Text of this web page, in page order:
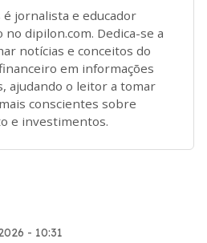
é jornalista e educador
no dipilon.com. Dedica-se a
notícias e conceitos do
em informações
ajudando o leitor a tomar
conscientes sobre
e investimentos.
- 10:31